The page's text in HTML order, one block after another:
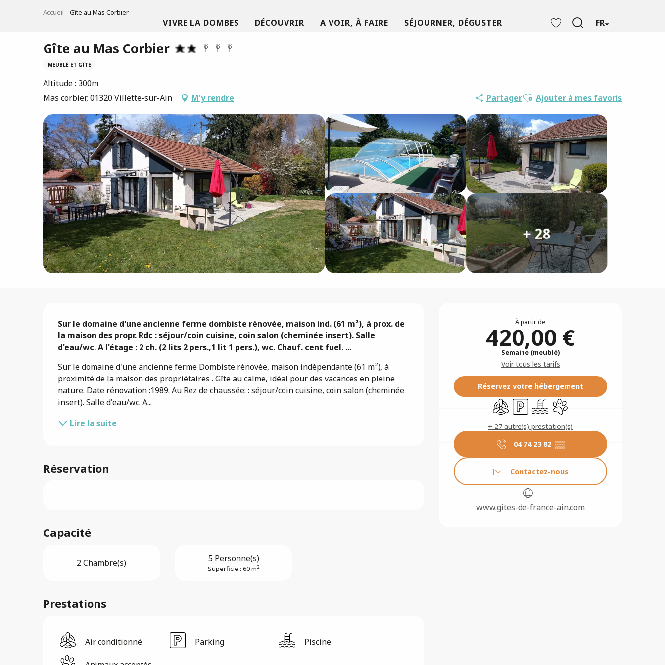
FR
VIVRE LA DOMBES DÉCOUVRIR A VOIR, À FAIRE SÉJOURNER, DÉGUSTER
Accueil Gîte au Mas Corbier
Gîte au Mas Corbier
MEUBLÉ ET GÎTE
Altitude : 300m
Mas corbier, 01320 Villette-sur-Ain
M'y rendre PartagerAjouter aux favoris
Ajouter à mes favoris
+ 28
Ouverture et
À partir de
420,00 €
Semaine (meublé)
Voir tous les tarifs
Réservez votre hébergement
Air conditionné
ParkingPiscineAnimaux acceptés
+ 27 autre(s) prestation(s)
04 74 23 82 ▒▒
Contactez-nous
www.gites-de-france-ain.com
Description
Sur le domaine d'une ancienne ferme dombiste rénovée, maison ind. (61 m²), à prox. de
la maison des propr. Rdc : séjour/coin cuisine, coin salon (cheminée insert). Salle
d'eau/wc. A l'étage : 2 ch. (2 lits 2 pers.,1 lit 1 pers.), wc. Chauf. cent fuel. ...
Sur le domaine d'une ancienne ferme Dombiste rénovée, maison indépendante (61 m²), à
proximité de la maison des propriétaires . Gîte au calme, idéal pour des vacances en pleine
nature. Date rénovation :1989. Au Rez de chaussée: : séjour/coin cuisine, coin salon (cheminée
insert). Salle d'eau/wc. A...
Lire la suite
Réservation
Capacité
2 Chambre(s) 5 Personne(s)
Superficie : 60 m2
Prestations
Air conditionné Parking Piscine